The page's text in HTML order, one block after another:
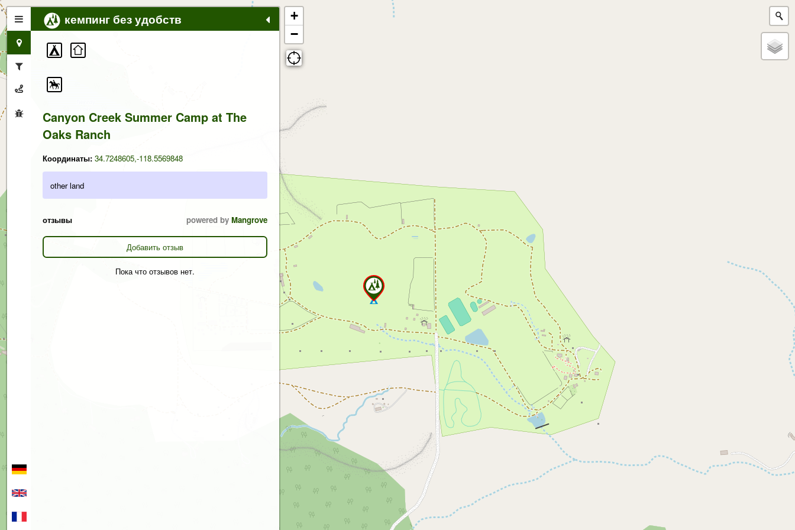
кемпинг без удобств
Canyon Creek Summer Camp at The
Oaks Ranch
Координаты: 34.7248605,-118.5569848
other land
отзывы powered by Mangrove
Добавить отзыв
Пока что отзывов нет.
+
−